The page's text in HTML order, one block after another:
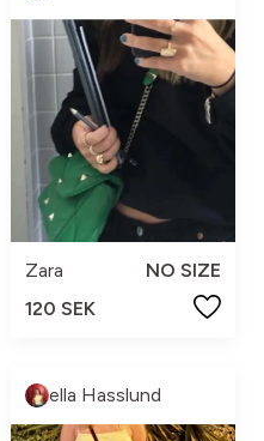
Zara
NO SIZE
120 SEK
ella Hasslund